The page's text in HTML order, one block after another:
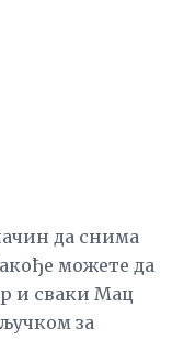
да снима
можете да
и сваки Мац
за